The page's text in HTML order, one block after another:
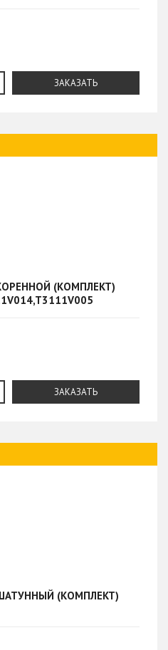
ЗАКАЗАТЬ
(КОМПЛЕКТ)
ЗАКАЗАТЬ
(КОМПЛЕКТ)